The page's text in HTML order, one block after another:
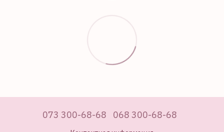
073 300-68-68 068 300-68-68